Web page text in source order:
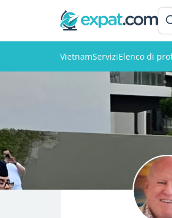
VietnamServiziElenco di